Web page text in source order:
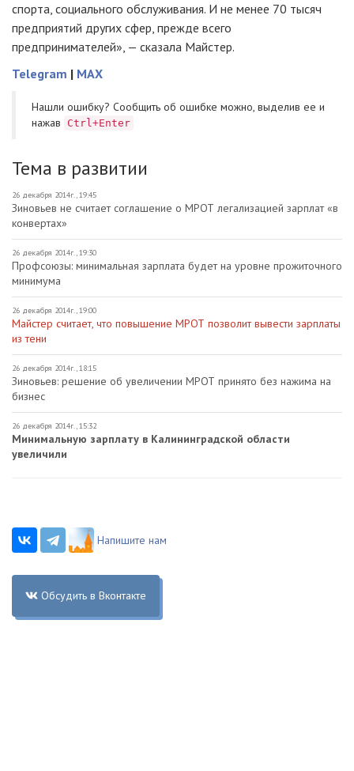
спорта, социального обслуживания. И не менее 70 тысяч
предприятий других сфер, прежде всего
предпринимателей», — сказала Майстер.
Telegram | MAX
Нашли ошибку? Cообщить об ошибке можно, выделив ее и
нажав
Ctrl+Enter
Тема в развитии
26 декабря 2014г., 19:45
Зиновьев не считает соглашение о МРОТ легализацией зарплат «в
конвертах»
26 декабря 2014г., 19:30
Профсоюзы: минимальная зарплата будет на уровне прожиточного
минимума
26 декабря 2014г., 19:00
Майстер считает, что повышение МРОТ позволит вывести зарплаты
из тени
26 декабря 2014г., 18:15
Зиновьев: решение об увеличении МРОТ принято без нажима на
бизнес
26 декабря 2014г., 15:32
Минимальную зарплату в Калининградской области
увеличили
Напишите нам
Обсудить в Вконтакте